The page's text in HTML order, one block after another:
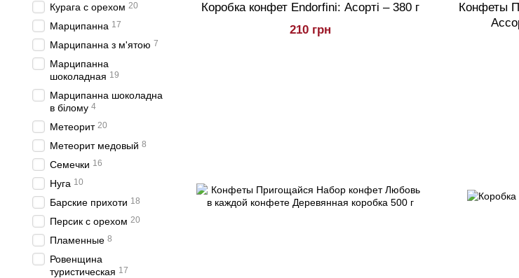
Коробка конфет Endorfini: Асорті – 380 г
210 грн
Конфеты
Курага с орехом 20
Марципанна 17
Марципанна з м'ятою 7
Марципанна
шоколадная 19
Марципанна шоколадна
в білому 4
Метеорит 20
Метеорит медовый 8
Семечки 16
Нуга 10
Барские прихоти 18
Персик с орехом 20
Пламенные 8
Ровенщина
туристическая 17